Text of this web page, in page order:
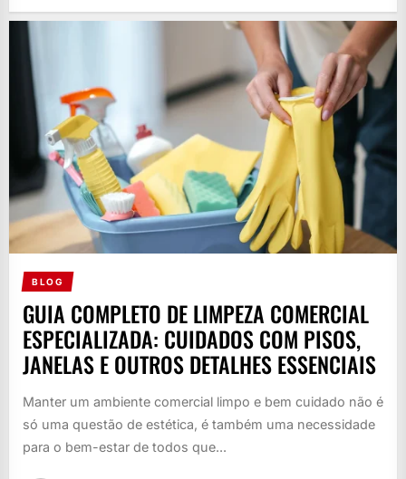
BLOG
GUIA COMPLETO DE LIMPEZA COMERCIAL
ESPECIALIZADA: CUIDADOS COM PISOS,
JANELAS E OUTROS DETALHES ESSENCIAIS
Manter um ambiente comercial limpo e bem cuidado não é
só uma questão de estética, é também uma necessidade
para o bem-estar de todos que...